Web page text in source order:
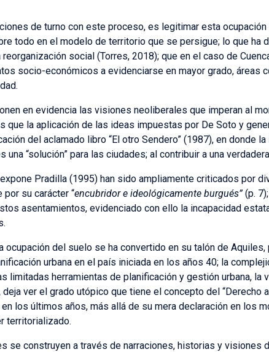
de turno con este proceso, es legitimar esta
todo en el modelo de territorio que se persigue; lo que ha
social (Torres, 2018); que en el caso de
socio-económicos a evidenciarse en mayor grado, áreas
en evidencia las visiones neoliberales que imperan al
que la aplicación de las ideas impuestas por De Soto y
del aclamado libro “El otro Sendero” (1987), en donde
una “solución” para las ciudades; al contribuir a una
Pradilla (1995) han sido ampliamente criticados por
su carácter “encubridor e ideológicamente burgués”(p.
asentamientos, evidenciado con ello la incapacidad
ocupación del suelo se ha convertido en su talón de
urbana en el país iniciada en los años 40; la
limitadas herramientas de planificación y gestión urbana, la
ver el grado utópico que tiene el concepto del “Derecho
los últimos años, más allá de su mera declaración en los
territorializado.
se construyen a través de narraciones, historias y visiones